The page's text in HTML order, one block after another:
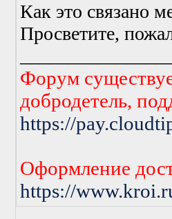
Как это связано
Просветите,
Форум
добродетель,
https://
Оформление
https://